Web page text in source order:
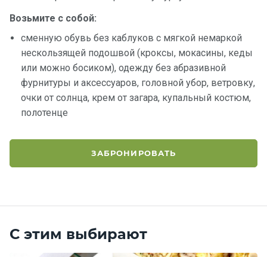
Возьмите с собой:
сменную обувь без каблуков с мягкой немаркой
нескользящей подошвой (кроксы, мокасины, кеды
или можно босиком), одежду без абразивной
фурнитуры и аксессуаров, головной убор, ветровку,
очки от солнца, крем от загара, купальный костюм,
полотенце
ЗАБРОНИРОВАТЬ
С этим выбирают